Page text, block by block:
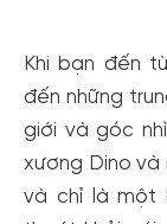
Khi bạn đến
đến những
giới và góc
xương Dino và
và chỉ là một